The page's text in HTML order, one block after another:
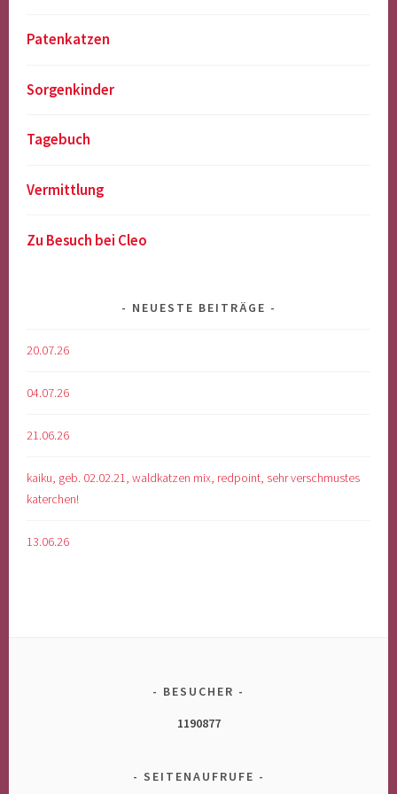
Patenkatzen
Sorgenkinder
Tagebuch
Vermittlung
Zu Besuch bei Cleo
NEUESTE BEITRÄGE
20.07.26
04.07.26
21.06.26
kaiku, geb. 02.02.21, waldkatzen mix, redpoint, sehr verschmustes
katerchen!
13.06.26
BESUCHER
1190877
SEITENAUFRUFE